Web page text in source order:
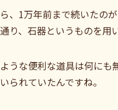
、1万年前まで続いたのが
り、石器というものを用
うな便利な道具は何にも
られていたんですね。